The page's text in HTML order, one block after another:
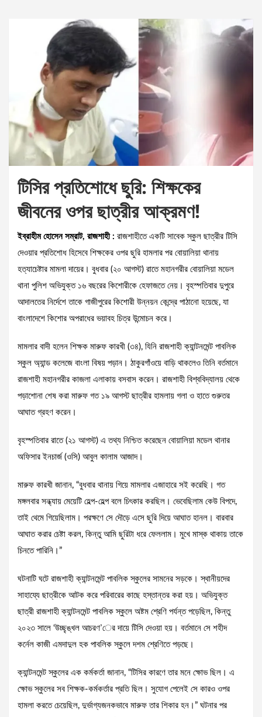
টিসির প্রতিশোধে ছুরি: শিক্ষকের
জীবনের ওপর ছাত্রীর আক্রমণ!
ইব্রাহীম হোসেন সম্রাট, রাজশাহী : রাজশাহীতে একটি সাবেক স্কুল ছাত্রীর টিসি
দেওয়ার প্রতিশোধ হিসেবে শিক্ষকের ওপর ছুরি হামলার পর বোয়ালিয়া থানায়
হত্যাচেষ্টার মামলা দায়ের। বুধবার (২০ আগস্ট) রাতে মহানগরীর বোয়ালিয়া মডেল
থানা পুলিশ অভিযুক্ত ১৬ বছরের কিশোরীকে হেফাজতে নেয়। বৃহস্পতিবার দুপুরে
আদালতের নির্দেশে তাকে গাজীপুরের কিশোরী উন্নয়ন কেন্দ্রে পাঠানো হয়েছে, যা
বাংলাদেশে কিশোর অপরাধের ভয়াবহ চিত্র উন্মোচন করে।
মামলার বাদী হলেন শিক্ষক মারুফ কারখী (৩৪), যিনি রাজশাহী ক্যান্টনমেন্ট পাবলিক
স্কুল অ্যান্ড কলেজে বাংলা বিষয় পড়ান। ঠাকুরগাঁওয়ে বাড়ি থাকলেও তিনি বর্তমানে
রাজশাহী মহানগরীর কাজলা এলাকায় বসবাস করেন। রাজশাহী বিশ্ববিদ্যালয় থেকে
পড়াশোনা শেষ করা মারুফ গত ১৯ আগস্ট ছাত্রীর হামলায় গলা ও হাতে গুরুতর
আঘাত গ্রহণ করেন।
বৃহস্পতিবার রাতে (২১ আগস্ট) এ তথ্য নিশ্চিত করেছেন বোয়ালিয়া মডেল থানার
অফিসার ইনচার্জ (ওসি) আবুল কালাম আজাদ।
মারুফ কারখী জানান, “বুধবার থানায় গিয়ে মামলার এজাহারে সই করেছি। গত
মঙ্গলবার সন্ধ্যায় মেয়েটি হেল্প-হেল্প বলে চিৎকার করছিল। ভেবেছিলাম কেউ বিপদে,
তাই থেমে গিয়েছিলাম। পরক্ষণে সে দৌড়ে এসে ছুরি দিয়ে আঘাত হানল। বারবার
আঘাত করার চেষ্টা করল, কিন্তু আমি ছুরিটা ধরে ফেললাম। মুখে মাস্ক থাকায় তাকে
চিনতে পারিনি।”
ঘটনাটি ঘটে রাজশাহী ক্যান্টনমেন্ট পাবলিক স্কুলের সামনের সড়কে। স্থানীয়দের
সাহায্যে ছাত্রীকে আটক করে পরিবারের কাছে হস্তান্তর করা হয়। অভিযুক্ত
ছাত্রী রাজশাহী ক্যান্টনমেন্ট পাবলিক স্কুলে অষ্টম শ্রেণি পর্যন্ত পড়েছিল, কিন্তু
২০২৩ সালে ‘উচ্ছৃঙ্খল আচরণ’ের দায়ে টিসি দেওয়া হয়। বর্তমানে সে শহীদ
কর্নেল কাজী এমদাদুল হক পাবলিক স্কুলে দশম শ্রেণিতে পড়ছে।
ক্যান্টনমেন্ট স্কুলের এক কর্মকর্তা জানান, “টিসির কারণে তার মনে ক্ষোভ ছিল। এ
ক্ষোভ স্কুলের সব শিক্ষক-কর্মকর্তার প্রতি ছিল। সুযোগ পেলেই সে কারও ওপর
হামলা করতে চেয়েছিল, দুর্ভাগ্যজনকভাবে মারুফ তার শিকার হন।” ঘটনার পর